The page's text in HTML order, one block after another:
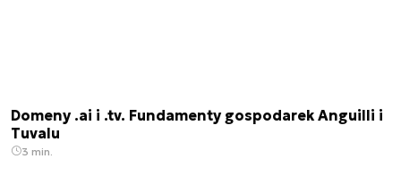
Domeny .ai i .tv. Fundamenty gospodarek Anguilli i
Tuvalu
3 min.